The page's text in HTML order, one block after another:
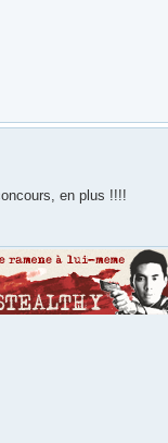
en plus !!!!